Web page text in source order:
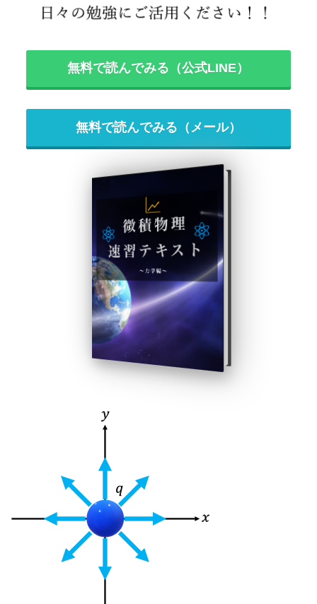
無料で読んでみる（公式LINE）
無料で読んでみる（メール）